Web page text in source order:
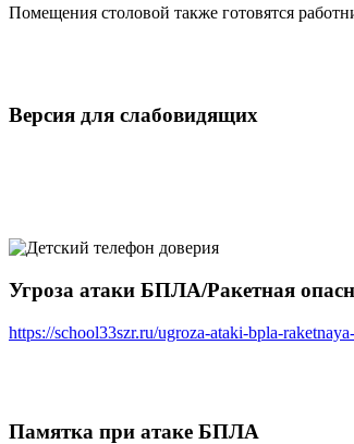
Помещения столовой также готовятся
Версия для слабовидящих
Угроза атаки БПЛА/Ракетная
https://school33szr.ru/ugroza-ataki-bpla-
Памятка при атаке БПЛА